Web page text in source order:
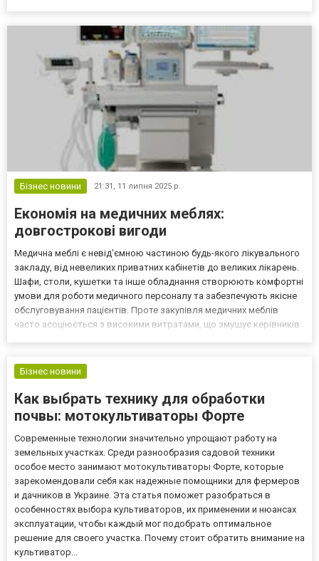
для искушенных м...
Бізнес новини 21:31, 11 липня 2025 р.
Економія на медичних меблях:
довгострокові вигоди
Медична меблі є невід’ємною частиною будь-якого лікувального
закладу, від невеликих приватних кабінетів до великих лікарень.
Шафи, столи, кушетки та інше обладнання створюють комфортні
умови для роботи медичного персоналу та забезпечують якісне
обслуговування пацієнтів. Проте закупівля медичних меблів
часто асоціюється з високими витратами, що змушує керівників
Бізнес новини
Как выбрать технику для обработки
почвы: мотокультиваторы Форте
Современные технологии значительно упрощают работу на
земельных участках. Среди разнообразия садовой техники
особое место занимают мотокультиваторы Форте, которые
зарекомендовали себя как надежные помощники для фермеров
и дачников в Украине. Эта статья поможет разобраться в
особенностях выбора культиваторов, их применении и нюансах
эксплуатации, чтобы каждый мог подобрать оптимальное
решение для своего участка. Почему стоит обратить внимание на
культиватор...